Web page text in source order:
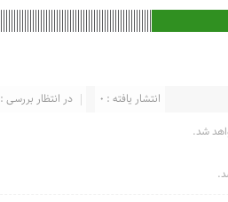
در انتظار بررسی : 0 انتشار یافته : 0
شد.